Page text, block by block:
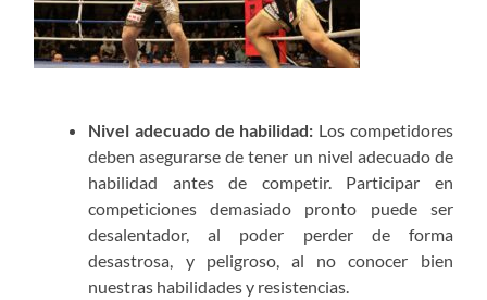
Nivel adecuado de habilidad: Los competidores
deben asegurarse de tener un nivel adecuado de
habilidad antes de competir. Participar en
competiciones demasiado pronto puede ser
desalentador, al poder perder de forma
desastrosa, y peligroso, al no conocer bien
nuestras habilidades y resistencias.